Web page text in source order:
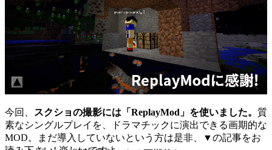
今回、 スクショの撮影には「ReplayMod」を使いました。 質
素なシングルプレイを、ドラマチックに演出できる画期的な
MOD。まだ導入していないという方は是非、▼の記事をお